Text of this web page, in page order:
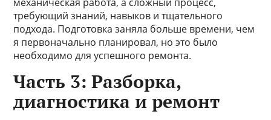
требующий знаний, навыков и тщательного
подхода. Подготовка заняла больше времени, чем
я первоначально планировал, но это было
необходимо для успешного ремонта.
Часть 3: Разборка,
диагностика и ремонт